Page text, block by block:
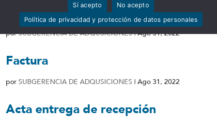
Informe de conformidad
porSUBGERENCIA DE ADQUSICIONES|Ago 31, 2022
Factura
por SUBGERENCIA DE ADQUSICIONES | Ago 31, 2022
Acta entrega de recepción
Sí acepto
No acepto
Política de privacidad y protección de datos personales